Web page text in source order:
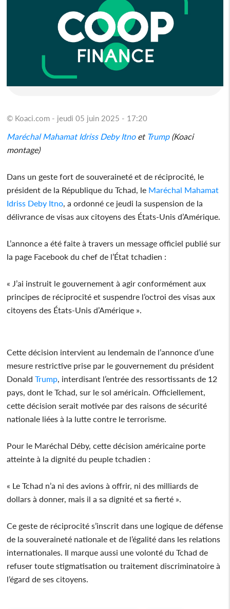
© Koaci.com - jeudi 05 juin 2025 - 17:20
Maréchal Mahamat Idriss Deby Itnoet Trump(Koaci
montage)
Dans un geste fort de souveraineté et de réciprocité, le
président de la République du Tchad, le Maréchal Mahamat
Idriss Deby Itno , a ordonné ce jeudi la suspension de la
délivrance de visas aux citoyens des États-Unis d’Amérique.
L’annonce a été faite à travers un message officiel publié sur
la page Facebook du chef de l’État tchadien :
« J’ai instruit le gouvernement à agir conformément aux
principes de réciprocité et suspendre l’octroi des visas aux
citoyens des États-Unis d’Amérique ».
Cette décision intervient au lendemain de l’annonce d’une
mesure restrictive prise par le gouvernement du président
DonaldTrump , interdisant l’entrée des ressortissants de 12
pays, dont le Tchad, sur le sol américain. Officiellement,
cette décision serait motivée par des raisons de sécurité
nationale liées à la lutte contre le terrorisme.
Pour le Maréchal Déby, cette décision américaine porte
atteinte à la dignité du peuple tchadien :
« Le Tchad n’a ni des avions à offrir, ni des milliards de
dollars à donner, mais il a sa dignité et sa fierté ».
Ce geste de réciprocité s’inscrit dans une logique de défense
de la souveraineté nationale et de l’égalité dans les relations
internationales. Il marque aussi une volonté du Tchad de
refuser toute stigmatisation ou traitement discriminatoire à
l’égard de ses citoyens.